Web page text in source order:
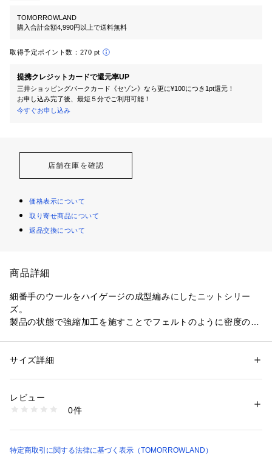
TOMORROWLAND
購入合計金額4,990円以上で送料無料
取得予定ポイント数： 270 pt
提携クレジットカードで還元率UP
三井ショッピングパークカード《セゾン》なら更に¥100につき1pt還元！
お申し込み完了後、最短５分でご利用可能！
今すぐお申し込み
店舗在庫を確認
価格表示について
取り寄せ商品について
返品交換について
商品詳細
細番手のウールをハイゲージの成型編みにしたニットシリー
ズ。
製品の状態で強縮加工を施すことでフェルトのように密度のあ
です。
ゆったりとしたシルエットでさらりと羽織るだけで抜け感のあ
る着こなしが決まります。
これからの季節にさまざまなスタイリングで活躍してくれるア
性別：レディース
素材：ウール100％
洗濯：洗濯不可、漂白不可、タンブル乾燥不可、アイロン仕上げ可、ドラ
イ可、ウエットクリーニング不可
商品番号：1095000023518 （モール）
サイズ詳細
レビュー
0件
特定商取引に関する法律に基づく表示（TOMORROWLAND）